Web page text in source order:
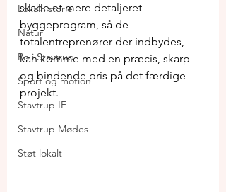
Lokalhistorie
Natur
Ro i Stavtrup
Sport og motion
Stavtrup IF
Stavtrup Mødes
Støt lokalt
skabe et mere detaljeret
byggeprogram, så de
totalentreprenører der indbydes,
kan komme med en præcis, skarp
og bindende pris på det færdige
projekt.